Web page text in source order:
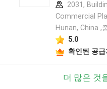
2031,
Commercial
Hunan, China ,
5.0
확인된 공급
더 많은 것